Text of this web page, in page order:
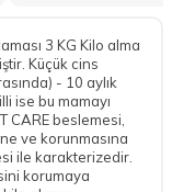
3 KG Kilo alma
Küçük cins
- 10 aylık
ise bu mamayı
CARE beslemesi,
ve korunmasına
ile karakterizedir.
korumaya